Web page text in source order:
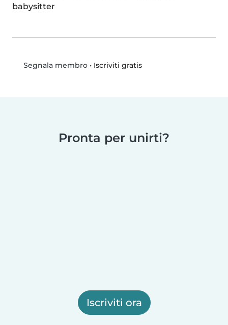
babysitter
Segnala membro• Iscriviti gratis
Pronta per unirti?
Iscriviti ora